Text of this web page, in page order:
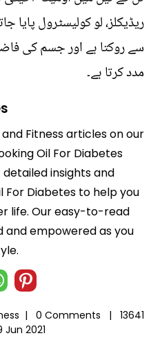
ریڈیکلز، لو کولیسٹرول پایا
سے روکتا ہے اور جسم کی
مدد کرتا ہے۔
Fitness articles on our
Oil For Diabetes
insights and
Diabetes to help you
life. Our easy-to-read
empowered as you
| 0 Comments |
13641
Jun 2021